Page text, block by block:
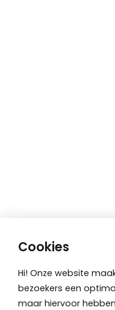
Cookies
Hi! Onze website
bezoekers een
maar hiervoor